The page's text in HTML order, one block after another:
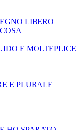
LIBERO
E MOLTEPLICE
E PLURALE